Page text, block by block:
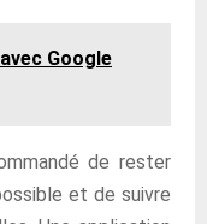
Google
de rester
et de suivre